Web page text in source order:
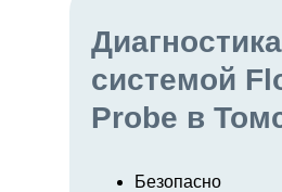
Диагностика
системой
Probe в
Безопасно